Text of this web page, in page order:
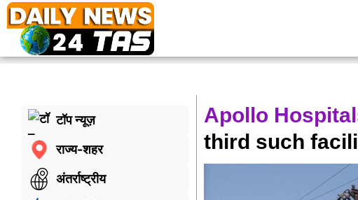
टॉप न्यूज़
राज्य-शहर
अंतर्राष्ट्रीय
Apollo
third such